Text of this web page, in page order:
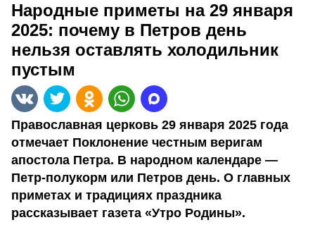
Народные приметы на 29 января
2025: почему в Петров день
нельзя оставлять холодильник
пустым
Православная церковь 29 января 2025 года
отмечает Поклонение честным веригам
апостола Петра. В народном календаре —
Петр-полукорм или Петров день. О главных
приметах и традициях праздника
рассказывает газета «Утро Родины».